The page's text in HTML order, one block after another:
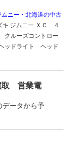
ムニー・北海道の中古
キ ジムニー ＸＣ ４
ルーズコントロー
ッドライト ヘッド
取 営業電
データから予